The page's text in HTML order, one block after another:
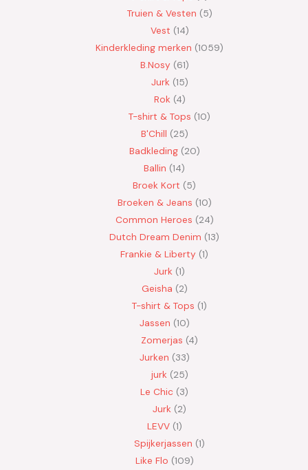
Truien & Vesten 5
Vest 14
Kinderkleding merken 1059
B.Nosy 61
Jurk 15
Rok 4
T-shirt & Tops 10
B'Chill 25
Badkleding 20
Ballin 14
Broek Kort 5
Broeken & Jeans 10
Common Heroes 24
Dutch Dream Denim 13
Frankie & Liberty 1
Jurk 1
Geisha 2
T-shirt & Tops 1
Jassen 10
Zomerjas 4
Jurken 33
jurk 25
Le Chic 3
Jurk 2
LEVV 1
Spijkerjassen 1
Like Flo 109